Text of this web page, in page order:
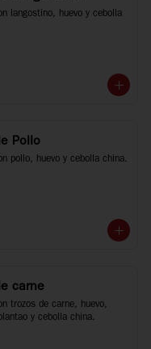
langostino, huevo y cebolla
Pollo
pollo, huevo y cebolla china.
carne
trozos de carne, huevo,
y cebolla china.